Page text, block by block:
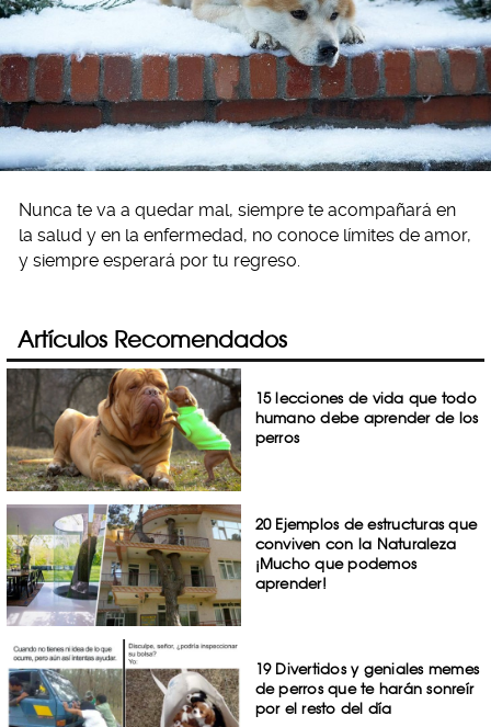
Nunca te va a quedar mal, siempre te acompañará en
la salud y en la enfermedad, no conoce límites de amor,
y siempre esperará por tu regreso.
Artículos Recomendados
15 lecciones de vida que todo
humano debe aprender de los
perros
20 Ejemplos de estructuras que
conviven con la Naturaleza
¡Mucho que podemos
aprender!
19 Divertidos y geniales memes
de perros que te harán sonreír
por el resto del día